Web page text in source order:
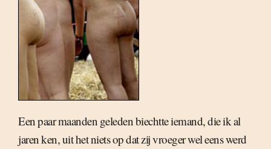
Een paar maanden geleden biechtte iemand, die ik al
jaren ken, uit het niets op dat zij vroeger wel eens werd